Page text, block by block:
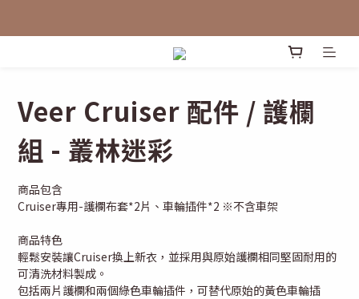
Veer Cruiser 配件 / 護欄
組 - 叢林迷彩
商品包含
Cruiser專用-護欄布套*2片、車輪插件*2 ※不含車架
商品特色
輕鬆安裝讓Cruiser換上新衣，並採用與原始護欄相同堅固耐用的
可清洗材料製成。
包括兩片護欄和兩個綠色車輪插件，可替代原始的黃色車輪插